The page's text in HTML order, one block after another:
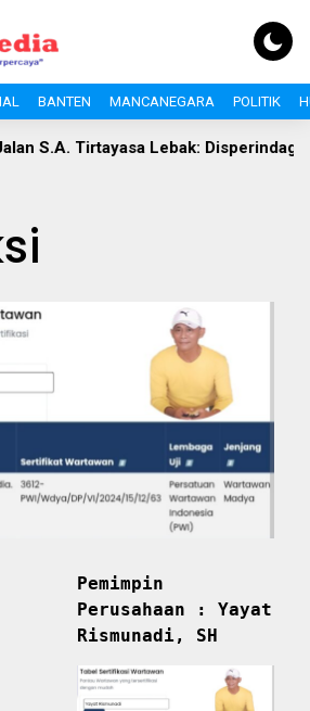
BANTEN MANCANEGARA POLITIK
Tirtayasa Lebak: Disperindag
Pemimpin
Perusahaan : Yayat
Rismunadi, SH